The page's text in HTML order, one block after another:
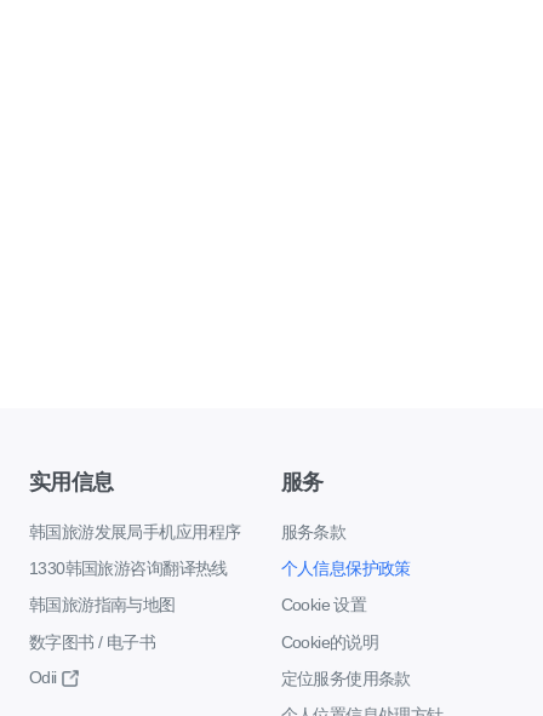
实用信息
韩国旅游发展局手机应用程序
1330韩国旅游咨询翻译热线
韩国旅游指南与地图
数字图书 / 电子书
Odii
服务
服务条款
个人信息保护政策
Cookie 设置
Cookie的说明
定位服务使用条款